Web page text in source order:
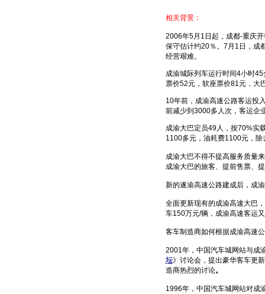
相关背景：
2006年5月1日起，成都-重庆
保守估计约20％。7月1日，成
经营艰难。
成渝城际列车运行时间4小时
票价52元，软座票价81元，大
10年前，成渝高速公路客运投
前减少到3000多人次，客运企
成渝大巴定员49人，按70%实
1100多元，油耗费1100元，
成渝大巴不得不提高服务质量
成渝大巴的旅客、提前售票、
新的遂渝高速公路建成后，成
全面更新现有的成渝高速大巴
车150万元/辆，成渝高速客运
客车制造商如何根据成渝高速
2001年，中国汽车城网站与成
坛》讨论会，提出豪华客车更
造商热烈的讨论。
1996年，中国汽车城网站对成